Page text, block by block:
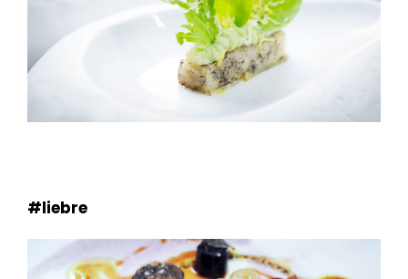
#liebre